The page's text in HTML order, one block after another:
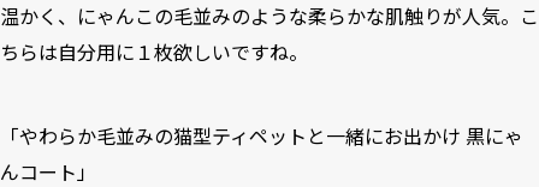
温かく、にゃんこの毛並みのような柔らかな肌触りが人気。こ
ちらは自分用に１枚欲しいですね。
「やわらか毛並みの猫型ティペットと一緒にお出かけ 黒にゃ
んコート」